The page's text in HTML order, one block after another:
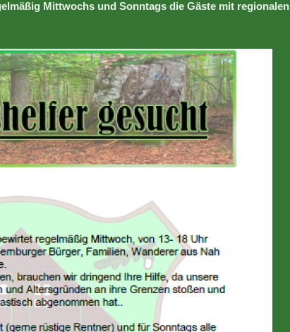
Mittwochs und Sonntags die Gäste mit regionalen